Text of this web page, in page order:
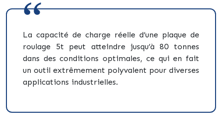
La capacité de charge réelle d’une plaque de
roulage 5t peut atteindre jusqu’à 80 tonnes
dans des conditions optimales, ce qui en fait
un outil extrêmement polyvalent pour diverses
applications industrielles.